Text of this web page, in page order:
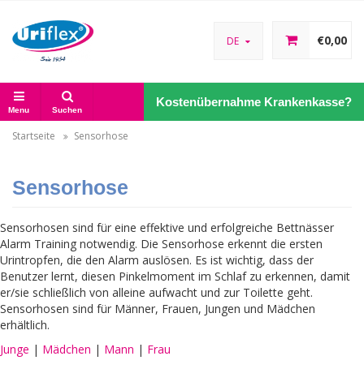
DE €0,00
Menu Suchen
Kostenübernahme Krankenkasse?
Startseite Sensorhose
Sensorhose
Sensorhosen sind für eine effektive und erfolgreiche Bettnässer
Alarm Training notwendig. Die Sensorhose erkennt die ersten
Urintropfen, die den Alarm auslösen. Es ist wichtig, dass der
Benutzer lernt, diesen Pinkelmoment im Schlaf zu erkennen, damit
er/sie schließlich von alleine aufwacht und zur Toilette geht.
Sensorhosen sind für Männer, Frauen, Jungen und Mädchen
erhältlich.
Junge | Mädchen | Mann | Frau